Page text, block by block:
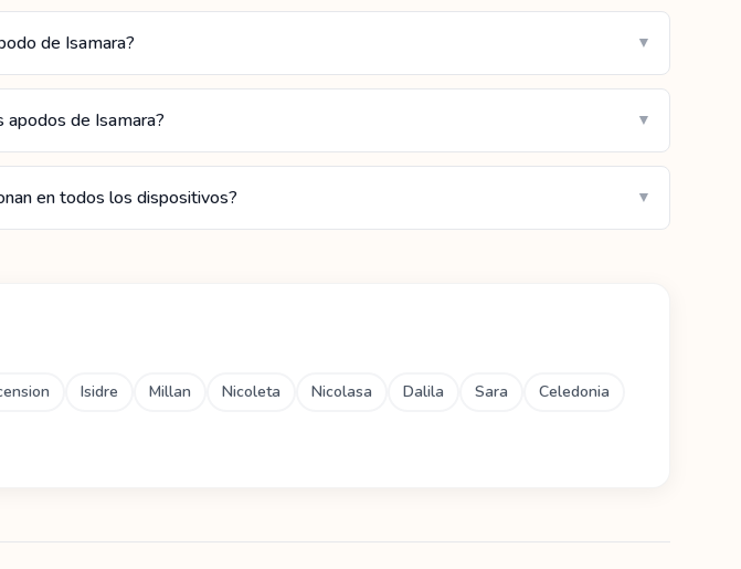
de Isamara? ▼
apodos de Isamara? ▼
en todos los dispositivos? ▼
Isidre Millan Nicoleta Nicolasa Dalila Sara
Celedonia